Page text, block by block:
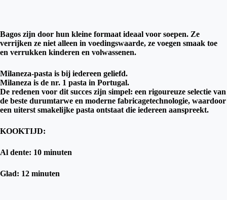
Bagos zijn door hun kleine formaat ideaal voor soepen. Ze
verrijken ze niet alleen in voedingswaarde, ze voegen smaak toe
en verrukken kinderen en volwassenen.
Milaneza-pasta is bij iedereen geliefd.
Milaneza is de nr. 1 pasta in Portugal.
De redenen voor dit succes zijn simpel: een rigoureuze selectie van
de beste durumtarwe en moderne fabricagetechnologie, waardoor
een uiterst smakelijke pasta ontstaat die iedereen aanspreekt.
KOOKTIJD:
Al dente: 10 minuten
Glad: 12 minuten